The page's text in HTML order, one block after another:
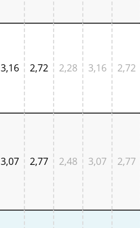
3,16 2,72 2,28 3,16 2,72
3,07 2,77 2,48 3,07 2,77